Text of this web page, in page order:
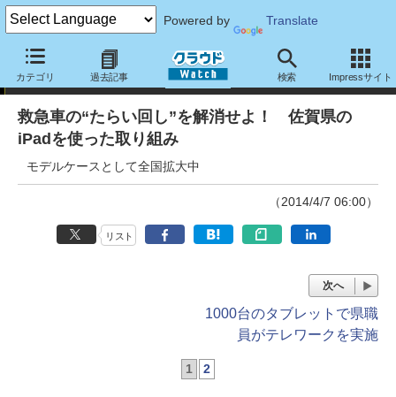
Powered by Translate
カテゴリ 過去記事 検索 Impressサイト
事例紹介
救急車の“たらい回し”を解消せよ！ 佐賀県の
iPadを使った取り組み
モデルケースとして全国拡大中
（2014/4/7 06:00）
リスト
次へ
1000台のタブレットで県職
員がテレワークを実施
1 2